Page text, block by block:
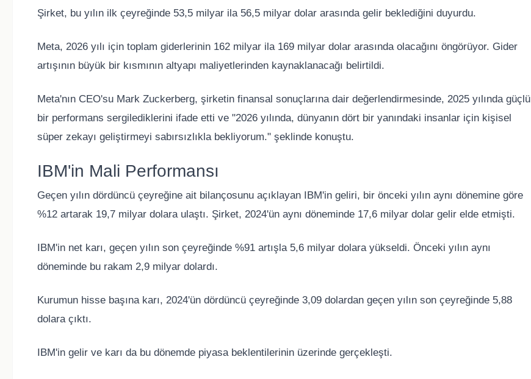
Şirket, bu yılın ilk çeyreğinde 53,5 milyar ila 56,5 milyar dolar arasında gelir beklediğini duyurdu.
Meta, 2026 yılı için toplam giderlerinin 162 milyar ila 169 milyar dolar arasında olacağını öngörüyor. Gider
artışının büyük bir kısmının altyapı maliyetlerinden kaynaklanacağı belirtildi.
Meta'nın CEO'su Mark Zuckerberg, şirketin finansal sonuçlarına dair değerlendirmesinde, 2025 yılında güçlü
bir performans sergilediklerini ifade etti ve "2026 yılında, dünyanın dört bir yanındaki insanlar için kişisel
süper zekayı geliştirmeyi sabırsızlıkla bekliyorum." şeklinde konuştu.
IBM'in Mali Performansı
Geçen yılın dördüncü çeyreğine ait bilançosunu açıklayan IBM'in geliri, bir önceki yılın aynı dönemine göre
%12 artarak 19,7 milyar dolara ulaştı. Şirket, 2024'ün aynı döneminde 17,6 milyar dolar gelir elde etmişti.
IBM'in net karı, geçen yılın son çeyreğinde %91 artışla 5,6 milyar dolara yükseldi. Önceki yılın aynı
döneminde bu rakam 2,9 milyar dolardı.
Kurumun hisse başına karı, 2024'ün dördüncü çeyreğinde 3,09 dolardan geçen yılın son çeyreğinde 5,88
dolara çıktı.
IBM'in gelir ve karı da bu dönemde piyasa beklentilerinin üzerinde gerçekleşti.